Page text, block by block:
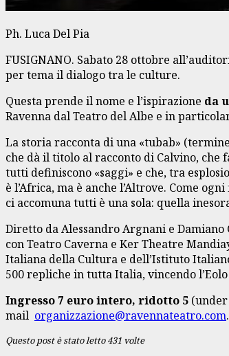
Ph. Luca Del Pia
FUSIGNANO. Sabato 28 ottobre
per tema il dialogo tra le culture.
Questa prende il nome e l’ispirazione da
Ravenna dal Teatro del Albe e in
La storia racconta di una «tubab»
che dà il titolo al racconto di Calvino, che
tutti definiscono «saggi» e che, tra
è l’Africa, ma è anche l’Altrove. Come
ci accomuna tutti è una sola: quella
Diretto da Alessandro Argnani e Damiano
con Teatro Caverna e Ker Theatre
Italiana della Cultura e dell’Istituto
500 repliche in tutta Italia, vincendo
Ingresso 7 euro intero, ridotto 5
mail organizzazione@ravennateatro.com.
Questo post è stato letto 431 volte